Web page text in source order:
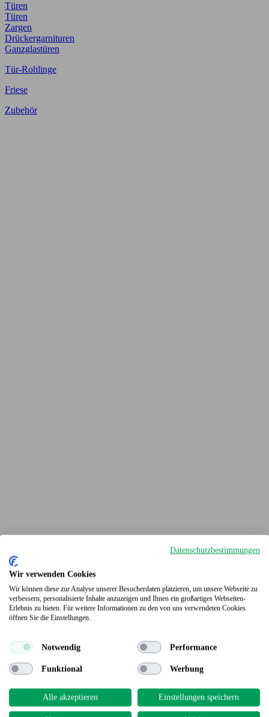
Türen
Türen
Zargen
Drückergarnituren
Ganzglastüren
Tür-Rohlinge
Friese
Zubehör
Terrassendielen
Datenschutzbestimmungen
Wir verwenden Cookies
Wir können diese zur Analyse unserer Besucherdaten platzieren, um unsere Webseite zu
verbessern, personalisierte Inhalte anzuzeigen und Ihnen ein großartiges Webseiten-
Erlebnis zu bieten. Für weitere Informationen zu den von uns verwendeten Cookies
öffnen Sie die Einstellungen.
Notwendig Performance
Funktional Werbung
Alle akzeptieren Einstellungen speichern